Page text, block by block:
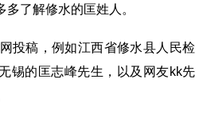
了解修水的匡姓人。
投稿，例如江西省修水县人民检
锡的匡志峰先生，以及网友kk先